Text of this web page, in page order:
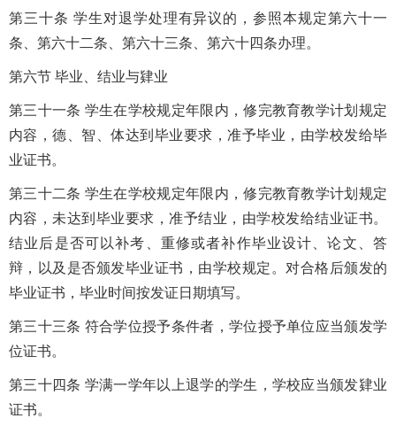
第三十条 学生对退学处理有异议的，参照本规定第六十一
条、第六十二条、第六十三条、第六十四条办理。
第六节 毕业、结业与肄业
第三十一条 学生在学校规定年限内，修完教育教学计划规定
内容，德、智、体达到毕业要求，准予毕业，由学校发给毕
业证书。
第三十二条 学生在学校规定年限内，修完教育教学计划规定
内容，未达到毕业要求，准予结业，由学校发给结业证书。
结业后是否可以补考、重修或者补作毕业设计、论文、答
辩，以及是否颁发毕业证书，由学校规定。对合格后颁发的
毕业证书，毕业时间按发证日期填写。
第三十三条 符合学位授予条件者，学位授予单位应当颁发学
位证书。
第三十四条 学满一学年以上退学的学生，学校应当颁发肄业
证书。